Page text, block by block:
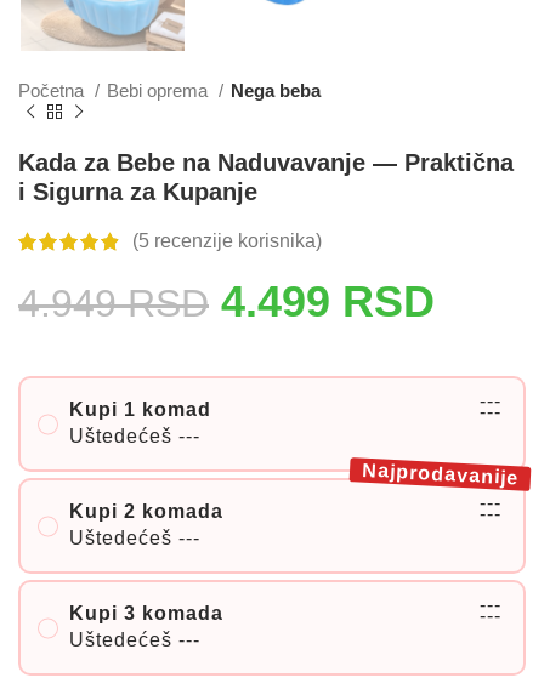
Početna Bebi oprema Nega beba
Kada za Bebe na Naduvavanje — Praktična
i Sigurna za Kupanje
(5 recenzije korisnika)
4.949RSD 4.499 RSD
Kupi 1 komad
Uštedećeš ---
---
---
Kupi 2 komada
Uštedećeš ---
---
---
Najprodavanije
Kupi 3 komada
Uštedećeš ---
---
---